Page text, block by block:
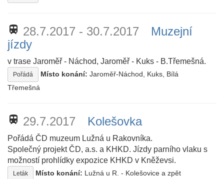
train 28.7.2017 - 30.7.2017
Muzejní
jízdy
v trase Jaroměř - Náchod, Jaroměř - Kuks - B.Třemešná.
Pořádá Místo konání: Jaroměř-Náchod, Kuks, Bílá
Třemešná
train 29.7.2017 Kolešovka
Pořádá ČD muzeum Lužná u Rakovníka.
Společný projekt ČD, a.s. a KHKD. Jízdy parního vlaku s
možností prohlídky expozice KHKD v Kněževsi.
Leták Místo konání: Lužná u R. - Kolešovice a zpět